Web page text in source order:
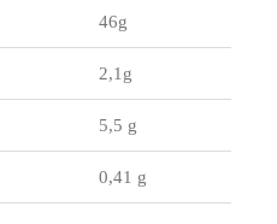
46g
2,1g
5,5 g
0,41 g